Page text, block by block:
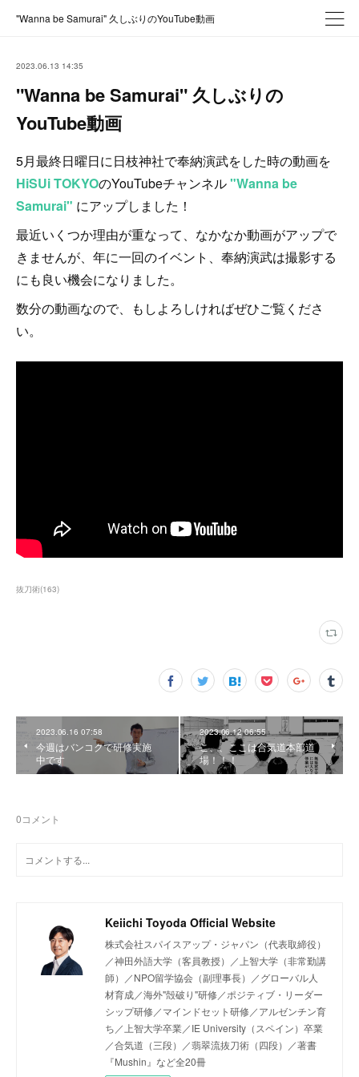
"Wanna be Samurai" 久しぶりのYouTube動画
2023.06.13 14:35
"Wanna be Samurai" 久しぶりの
YouTube動画
5月最終日曜日に日枝神社で奉納演武をした時の動画を
HiSUi TOKYOのYouTubeチャンネル"Wanna be
Samurai" にアップしました！
最近いくつか理由が重なって、なかなか動画がアップで
きませんが、年に一回のイベント、奉納演武は撮影する
にも良い機会になりました。
数分の動画なので、もしよろしければぜひご覧くださ
い。
抜刀術(163)
2023.06.16 07:58
今週はバンコクで研修実施
中です
2023.06.12 06:55
こ、、ここは合気道本部道
場！！！
0コメント
Keiichi Toyoda Official Website
株式会社スパイスアップ・ジャパン（代表取締役）
／神田外語大学（客員教授）／上智大学（非常勤講
師）／NPO留学協会（副理事長）／グローバル人
材育成／海外"殻破り"研修／ポジティブ・リーダー
シップ研修／マインドセット研修／アルゼンチン育
ち／上智大学卒業／IE University（スペイン）卒業
／合気道（三段）／翡翠流抜刀術（四段）／著書
『Mushin』など全20冊